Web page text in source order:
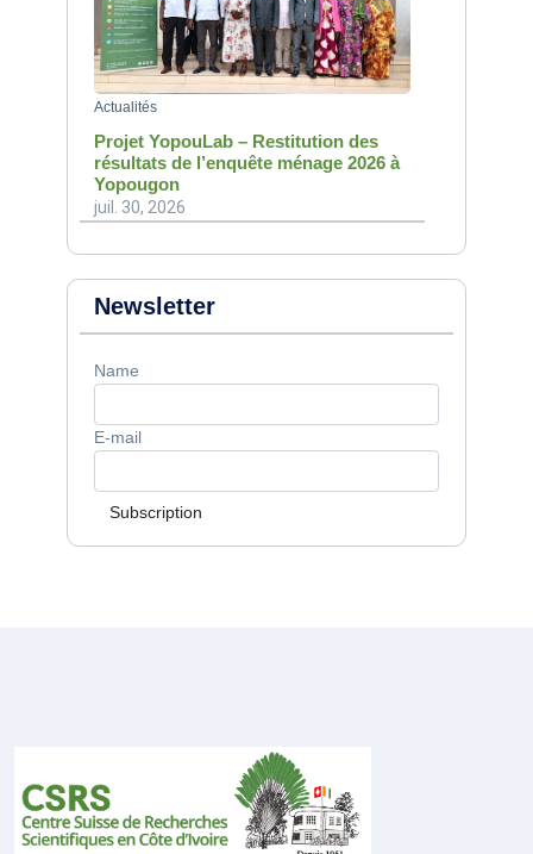
Actualités
Projet YopouLab – Restitution des
résultats de l’enquête ménage 2026 à
Yopougon
juil. 30, 2026
Newsletter
Name
E-mail
Subscription